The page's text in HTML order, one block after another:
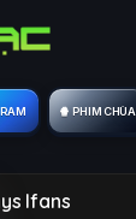
🍿 PHIM CHÙA
Ifans